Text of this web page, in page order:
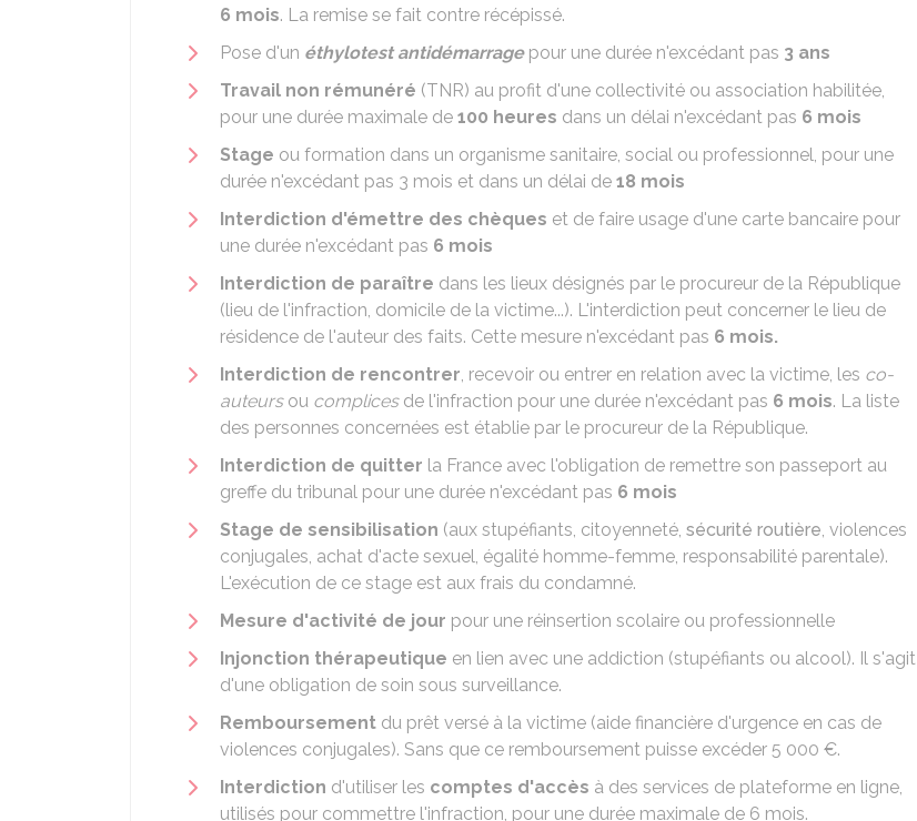
6 mois. La remise se fait contre récépissé.
Pose d'un éthylotest antidémarragepour une durée n'excédant pas 3 ans
Travail non rémunéré (TNR) au profit d'une collectivité ou association habilitée,
pour une durée maximale de 100 heures dans un délai n'excédant pas 6 mois
Stage ou formation dans un organisme sanitaire, social ou professionnel, pour une
durée n'excédant pas 3 mois et dans un délai de 18 mois
Interdiction d'émettre des chèques et de faire usage d'une carte bancaire pour
une durée n'excédant pas 6 mois
Interdiction de paraître dans les lieux désignés par le procureur de la République
(lieu de l'infraction, domicile de la victime...). L'interdiction peut concerner le lieu de
résidence de l'auteur des faits. Cette mesure n'excédant pas 6 mois.
Interdiction de rencontrer, recevoir ou entrer en relation avec la victime, les co-
auteursou complicesde l'infraction pour une durée n'excédant pas 6 mois. La liste
des personnes concernées est établie par le procureur de la République.
Interdiction de quitter la France avec l'obligation de remettre son passeport au
greffe du tribunal pour une durée n'excédant pas 6 mois
Stage de sensibilisation (aux stupéfiants, citoyenneté, sécurité routière, violences
conjugales, achat d'acte sexuel, égalité homme-femme, responsabilité parentale).
L'exécution de ce stage est aux frais du condamné.
Mesure d'activité de jour pour une réinsertion scolaire ou professionnelle
Injonction thérapeutique en lien avec une addiction (stupéfiants ou alcool). Il s'agit
d'une obligation de soin sous surveillance.
Remboursement du prêt versé à la victime (aide financière d'urgence en cas de
violences conjugales). Sans que ce remboursement puisse excéder 5 000 €.
Interdiction d'utiliser les comptes d'accès à des services de plateforme en ligne,
utilisés pour commettre l'infraction, pour une durée maximale de 6 mois.